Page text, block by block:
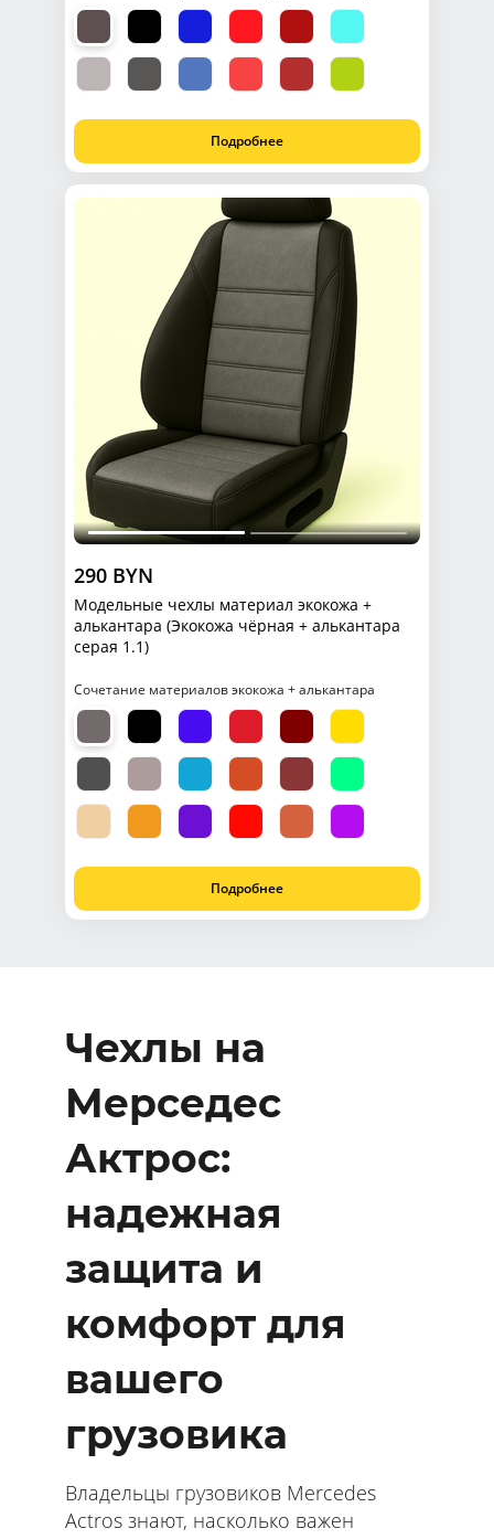
Подробнее
290 BYN
Модельные чехлы материал экокожа +
алькантара (Экокожа чёрная + алькантара
серая 1.1)
Сочетание материалов экокожа + алькантара
Подробнее
Чехлы на
Мерседес
Актрос:
надежная
защита и
комфорт для
вашего
грузовика
Владельцы грузовиков Mercedes
Actros знают, насколько важен